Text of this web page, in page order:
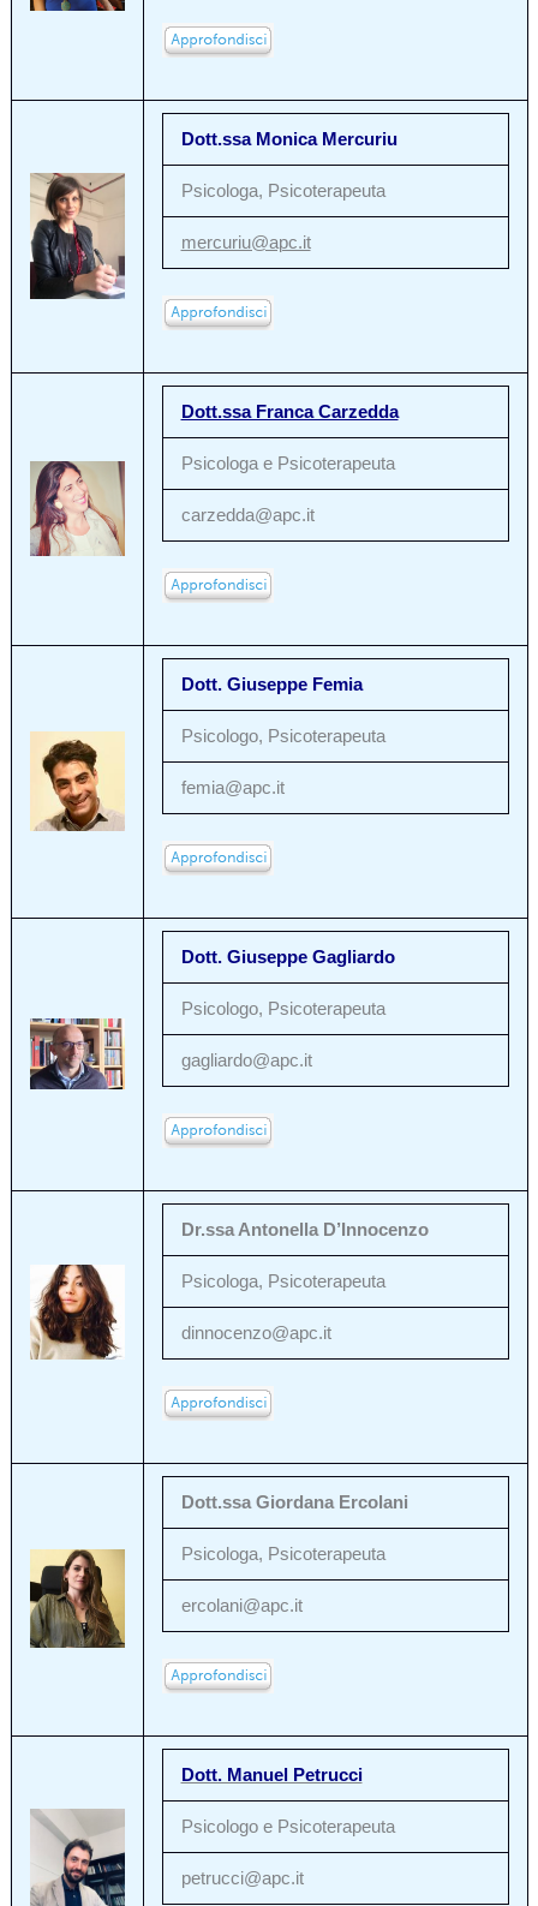
Dott.ssa Monica Mercuriu
Psicologa, Psicoterapeuta
mercuriu@apc.it
Dott.ssa Franca Carzedda
Psicologa e Psicoterapeuta
carzedda@apc.it
Dott. Giuseppe Femia
Psicologo, Psicoterapeuta
femia@apc.it
Dott. Giuseppe Gagliardo
Psicologo, Psicoterapeuta
gagliardo@apc.it
Dr.ssa Antonella D’Innocenzo
Psicologa, Psicoterapeuta
dinnocenzo@apc.it
Dott.ssa Giordana Ercolani
Psicologa, Psicoterapeuta
ercolani@apc.it
Dott. Manuel Petrucci
Psicologo e Psicoterapeuta
petrucci@apc.it